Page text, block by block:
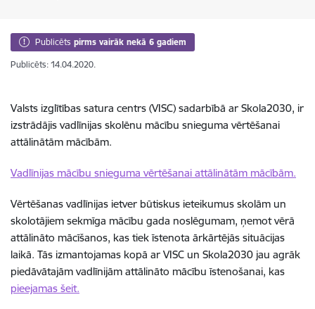
Publicēts pirms vairāk nekā 6 gadiem
Publicēts: 14.04.2020.
Valsts izglītības satura centrs (VISC) sadarbībā ar Skola2030, ir
izstrādājis vadlīnijas skolēnu mācību snieguma vērtēšanai
attālinātām mācībām.
Vadlīnijas mācību snieguma vērtēšanai attālinātām mācībām.
Vērtēšanas vadlīnijas ietver būtiskus ieteikumus skolām un
skolotājiem sekmīga mācību gada noslēgumam, ņemot vērā
attālināto mācīšanos, kas tiek īstenota ārkārtējās situācijas
laikā. Tās izmantojamas kopā ar VISC un Skola2030 jau agrāk
piedāvātajām vadlīnijām attālināto mācību īstenošanai, kas
pieejamas šeit.